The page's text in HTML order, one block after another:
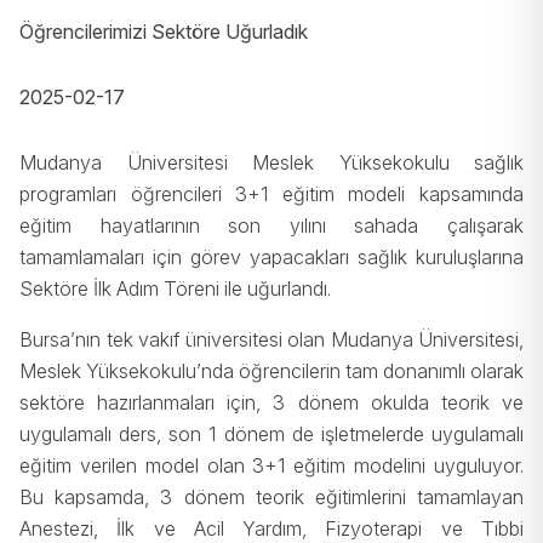
Öğrencilerimizi Sektöre Uğurladık
2025-02-17
Mudanya Üniversitesi Meslek Yüksekokulu sağlık
programları öğrencileri 3+1 eğitim modeli kapsamında
eğitim hayatlarının son yılını sahada çalışarak
tamamlamaları için görev yapacakları sağlık kuruluşlarına
Sektöre İlk Adım Töreni ile uğurlandı.
Bursa’nın tek vakıf üniversitesi olan Mudanya Üniversitesi,
Meslek Yüksekokulu’nda öğrencilerin tam donanımlı olarak
sektöre hazırlanmaları için, 3 dönem okulda teorik ve
uygulamalı ders, son 1 dönem de işletmelerde uygulamalı
eğitim verilen model olan 3+1 eğitim modelini uyguluyor.
Bu kapsamda, 3 dönem teorik eğitimlerini tamamlayan
Anestezi, İlk ve Acil Yardım, Fizyoterapi ve Tıbbi